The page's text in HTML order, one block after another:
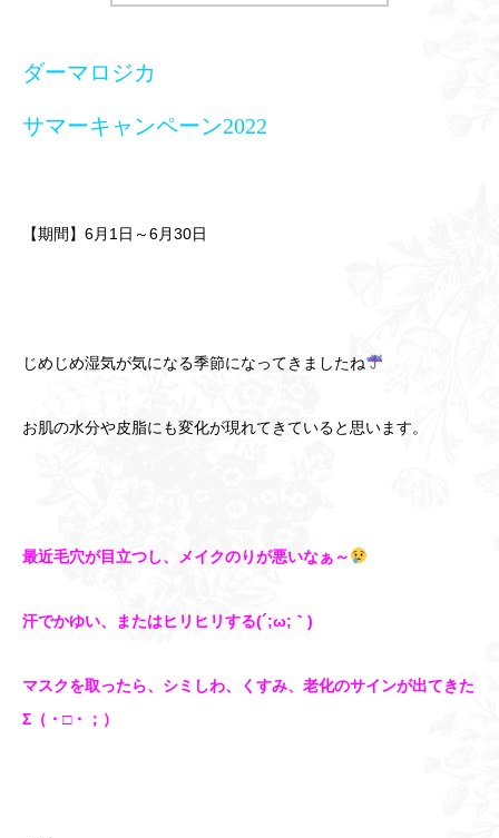
ダーマロジカ
サマーキャンペーン2022
【期間】6月1日～6月30日
じめじめ湿気が気になる季節になってきましたね
お肌の水分や皮脂にも変化が現れてきていると思います。
最近毛穴が目立つし、メイクのりが悪いなぁ～
汗でかゆい、またはヒリヒリする(´;ω;｀)
マスクを取ったら、シミしわ、くすみ、老化のサインが出てきた
Σ（・□・；）